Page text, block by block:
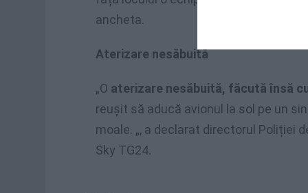
ancheta.
Aterizare nesăbuită
„O aterizare nesăbuită, făcută însă
reușit să aducă avionul la sol pe un
moale. „, a declarat directorul Poliției
Sky TG24.